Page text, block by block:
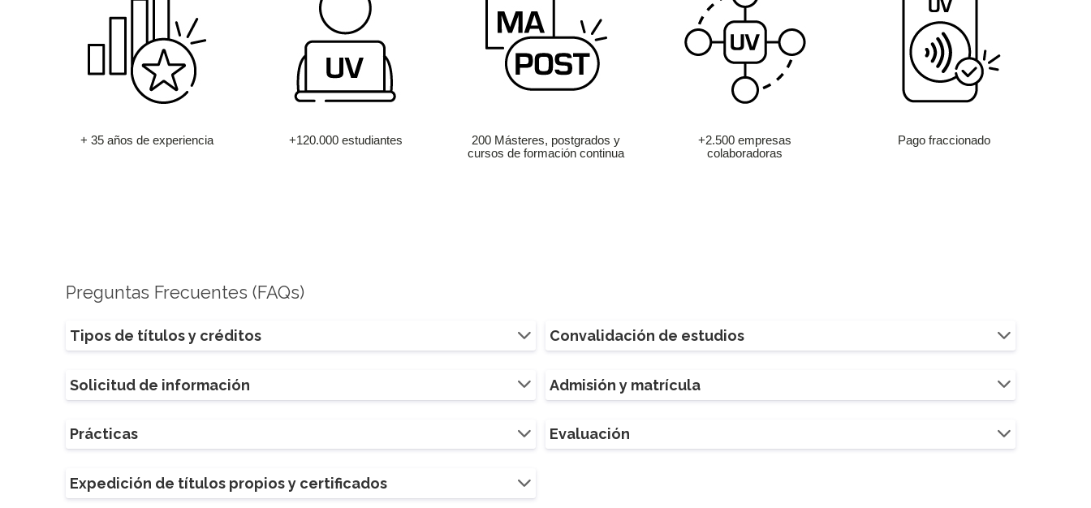
+ 35 años de experiencia +120.000 estudiantes
200 Másteres, postgrados y
cursos de formación continua
+2.500 empresas
colaboradoras
Pago fraccionado
Preguntas Frecuentes (FAQs)
Tipos de títulos y créditos Convalidación de estudios
Solicitud de información Admisión y matrícula
Prácticas Evaluación
Expedición de títulos propios y certificados